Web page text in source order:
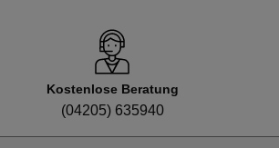
Kostenlose Beratung
(04205) 635940